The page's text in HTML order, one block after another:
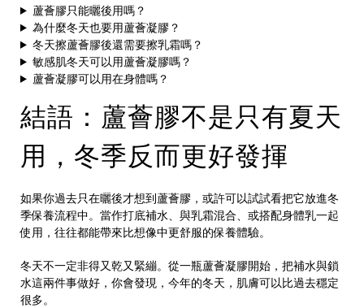
蘆薈膠只能曬後用嗎？
為什麼冬天也要用蘆薈凝膠？
冬天擦蘆薈膠後還需要擦乳霜嗎？
敏感肌冬天可以用蘆薈凝膠嗎？
蘆薈凝膠可以用在身體嗎？
結語：蘆薈膠不是只有夏天
用，冬季反而更好發揮
如果你過去只在曬後才想到蘆薈膠，或許可以試試看把它放進冬
季保養流程中。當作打底補水、與乳霜混合、或搭配身體乳一起
使用，往往都能帶來比想像中更舒服的保養體驗。
冬天不一定非得又乾又緊繃。從一瓶蘆薈凝膠開始，把補水與鎖
水這兩件事做好，你會發現，今年的冬天，肌膚可以比過去穩定
很多。